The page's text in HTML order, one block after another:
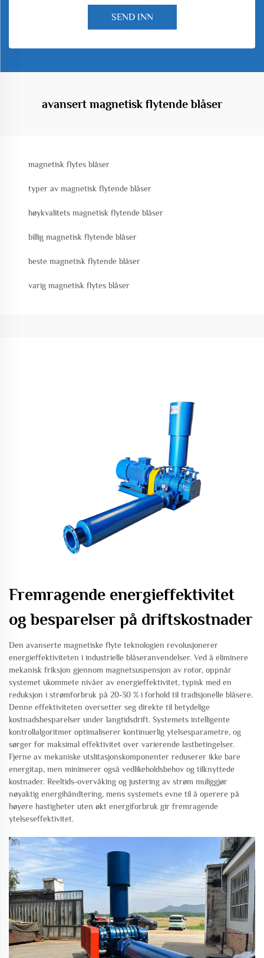
SEND INN
avansert magnetisk flytende blåser
magnetisk flytes blåser
typer av magnetisk flytende blåser
høykvalitets magnetisk flytende blåser
billig magnetisk flytende blåser
beste magnetisk flytende blåser
varig magnetisk flytes blåser
Fremragende energieffektivitet
og besparelser på driftskostnader
Den avanserte magnetiske flyte teknologien revolusjonerer
energieffektiviteten i industrielle blåseranvendelser. Ved å eliminere
mekanisk friksjon gjennom magnetsuspensjon av rotor, oppnår
systemet ukommete nivåer av energieffektivitet, typisk med en
reduksjon i strømforbruk på 20-30 % i forhold til tradisjonelle blåsere.
Denne effektiviteten oversetter seg direkte til betydelige
kostnadsbesparelser under langtidsdrift. Systemets intelligente
kontrollalgoritmer optimaliserer kontinuerlig ytelsesparametre, og
sørger for maksimal effektivitet over varierende lastbetingelser.
Fjerne av mekaniske utslitasjonskomponenter reduserer ikke bare
energitap, men minimerer også vedlikeholdsbehov og tilknyttede
kostnader. Reeltids-overvåking og justering av strøm muliggjør
nøyaktig energihåndtering, mens systemets evne til å operere på
høyere hastigheter uten økt energiforbruk gir fremragende
ytelseseffektivitet.